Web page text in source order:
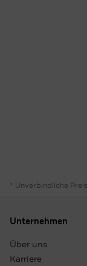
* Unverbindliche
Unternehmen
Über uns
Karriere